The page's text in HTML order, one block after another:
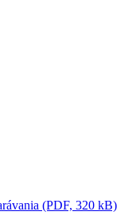
(PDF, 320 kB)